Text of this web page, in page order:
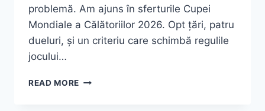
problemă. Am ajuns în sferturile Cupei
Mondiale a Călătoriilor 2026. Opt țări, patru
dueluri, și un criteriu care schimbă regulile
jocului…
READ MORE CUPA